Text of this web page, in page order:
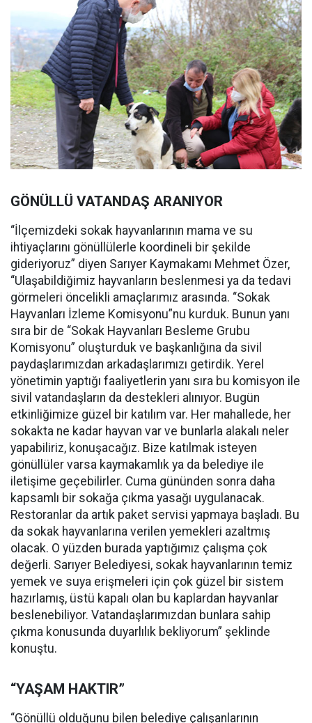
GÖNÜLLÜ VATANDAŞ ARANIYOR
“İlçemizdeki sokak hayvanlarının mama ve su
ihtiyaçlarını gönüllülerle koordineli bir şekilde
gideriyoruz” diyen Sarıyer Kaymakamı Mehmet Özer,
“Ulaşabildiğimiz hayvanların beslenmesi ya da tedavi
görmeleri öncelikli amaçlarımız arasında. “Sokak
Hayvanları İzleme Komisyonu”nu kurduk. Bunun yanı
sıra bir de “Sokak Hayvanları Besleme Grubu
Komisyonu” oluşturduk ve başkanlığına da sivil
paydaşlarımızdan arkadaşlarımızı getirdik. Yerel
yönetimin yaptığı faaliyetlerin yanı sıra bu komisyon ile
sivil vatandaşların da destekleri alınıyor. Bugün
etkinliğimize güzel bir katılım var. Her mahallede, her
sokakta ne kadar hayvan var ve bunlarla alakalı neler
yapabiliriz, konuşacağız. Bize katılmak isteyen
gönüllüler varsa kaymakamlık ya da belediye ile
iletişime geçebilirler. Cuma gününden sonra daha
kapsamlı bir sokağa çıkma yasağı uygulanacak.
Restoranlar da artık paket servisi yapmaya başladı. Bu
da sokak hayvanlarına verilen yemekleri azaltmış
olacak. O yüzden burada yaptığımız çalışma çok
değerli. Sarıyer Belediyesi, sokak hayvanlarının temiz
yemek ve suya erişmeleri için çok güzel bir sistem
hazırlamış, üstü kapalı olan bu kaplardan hayvanlar
beslenebiliyor. Vatandaşlarımızdan bunlara sahip
çıkma konusunda duyarlılık bekliyorum” şeklinde
konuştu.
“YAŞAM HAKTIR”
“Gönüllü olduğunu bilen belediye çalışanlarının